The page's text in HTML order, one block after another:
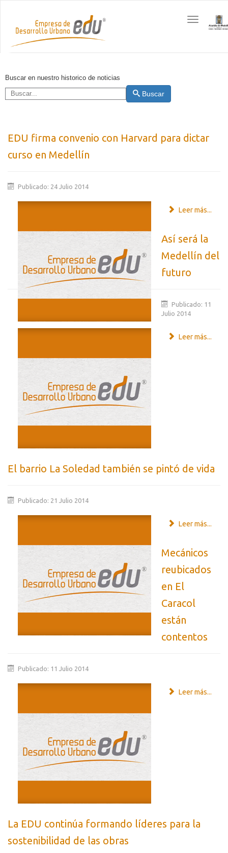
Toggle
navigation
Buscar en nuestro historico de noticias
Buscar
EDU firma convenio con Harvard para dictar
curso en Medellín
Publicado: 24 Julio 2014
Leer más...
Así será la
Medellín del
futuro
Publicado: 11
Julio 2014
Leer más...
El barrio La Soledad también se pintó de vida
Publicado: 21 Julio 2014
Leer más...
Mecánicos
reubicados
en El
Caracol
están
contentos
Publicado: 11 Julio 2014
Leer más...
La EDU continúa formando líderes para la
sostenibilidad de las obras